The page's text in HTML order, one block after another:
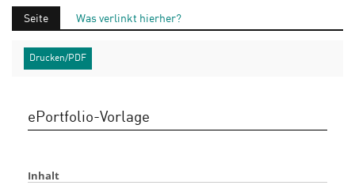
Seite Was verlinkt hierher?
Drucken/PDF
ePortfolio-Vorlage
Inhalt